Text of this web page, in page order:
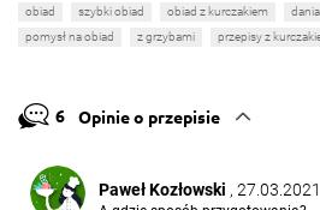
obiad
szybki obiad obiad z kurczakiem
pomysł na obiad
z grzybami przepisy z
6 Opinie o przepisie
Paweł Kozłowski , 27.03.2021